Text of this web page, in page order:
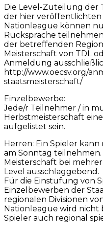
Die Level-Zuteilung der
der hier veröffentlichten
Nationleague können
Rücksprache
der betreffenden
Meisterschaft von TDL
Anmeldung
http://www.oecsv.org/
staatsmeisterschaft/
Einzelbewerbe:
Jede/r Teilnehmer / in
Herbstmeisterschaft
aufgelistet sein.
Herren: Ein Spieler
am Sonntag
Meisterschaft bei
Level ausschlaggebend.
Für die Einstufung von
Einzelbewerben der
regionalen Divisionen
Nationleague wird nicht
Spieler auch regional